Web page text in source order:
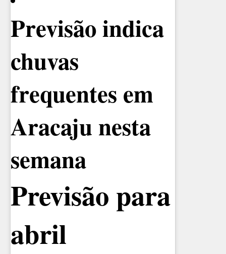
Previsão indica
chuvas
frequentes em
Aracaju nesta
semana
Previsão para
abril